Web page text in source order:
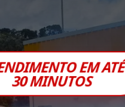
EM ATÉ
30 MINUTOS